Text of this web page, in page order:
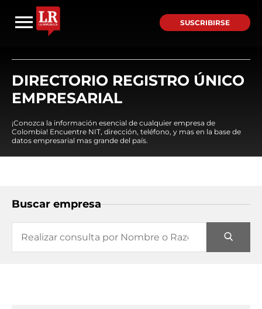
SUSCRIBIRSE
DIRECTORIO REGISTRO ÚNICO
EMPRESARIAL
¡Conozca la información esencial de cualquier empresa de
Colombia! Encuentre NIT, dirección, teléfono, y mas en la base de
datos empresarial mas grande del país.
Buscar empresa